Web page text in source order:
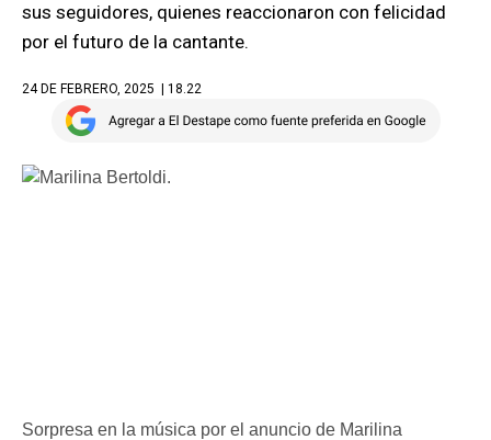
sus seguidores, quienes reaccionaron con felicidad
por el futuro de la cantante.
24 DE FEBRERO, 2025 | 18.22
Sorpresa en la música por el anuncio de Marilina